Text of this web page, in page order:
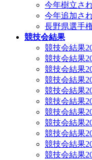
今年樹立さ
今年追加さ
長野県選手
競技会結果
競技会結果
競技会結果
競技会結果
競技会結果
競技会結果
競技会結果
競技会結果
競技会結果
競技会結果
競技会結果
競技会結果